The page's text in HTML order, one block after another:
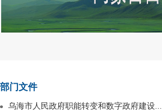
部门文件
乌海市人民政府职能转变和数字政府建设...